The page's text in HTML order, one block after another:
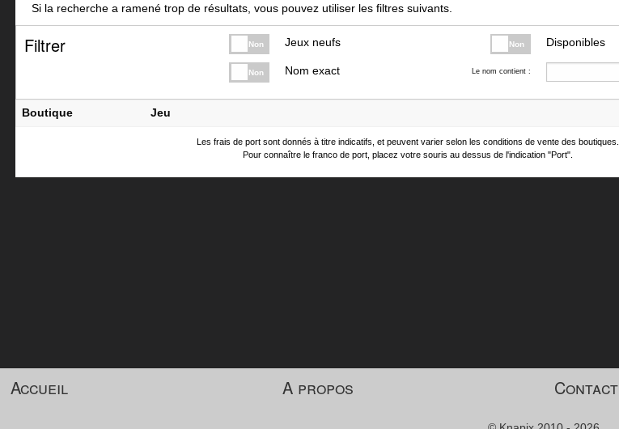
Si la recherche a ramené trop de résultats, vous pouvez utiliser les filtres suivants.
Filtrer Non Jeux neufs Non Disponibles
Non Nom exact Le nom contient :
Boutique Jeu
Les frais de port sont donnés à titre indicatifs, et peuvent varier selon les conditions de vente des boutiques.
Pour connaître le franco de port, placez votre souris au dessus de l'indication "Port".
Accueil A propos Contact